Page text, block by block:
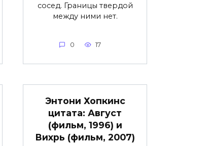
сосед. Границы твердой
между ними нет.
0 17
Энтони Хопкинс
цитата: Август
(фильм, 1996) и
Вихрь (фильм, 2007)